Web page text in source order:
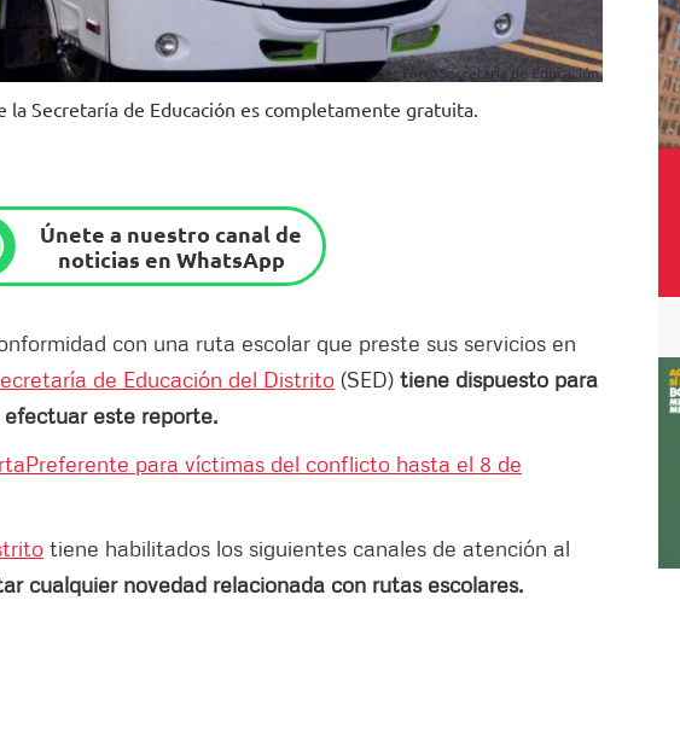
Foto: Secretaría de Educación.
Secretaría de Educación es completamente gratuita.
Únete a nuestro canal de
noticias en WhatsApp
con una ruta escolar que preste sus servicios en
de Educación del Distrito (SED) tiene dispuesto para
este reporte.
para víctimas del conflicto hasta el 8 de
tiene habilitados los siguientes canales de atención al
cualquier novedad relacionada con rutas escolares.